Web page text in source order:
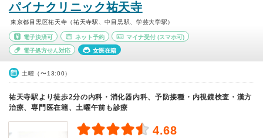
パイナクリニック祐天寺
東京都目黒区祐天寺（祐天寺駅、中目黒駅、学芸大学駅）
電子決済可 ネット予約 マイナ受付 (スマホ可)
電子処方せん対応 女医在籍
土曜（〜13:00）
祐天寺駅より徒歩2分の内科・消化器内科、予防接種・内視鏡検査・漢方
治療、専門医在籍、土曜午前も診療
4.68